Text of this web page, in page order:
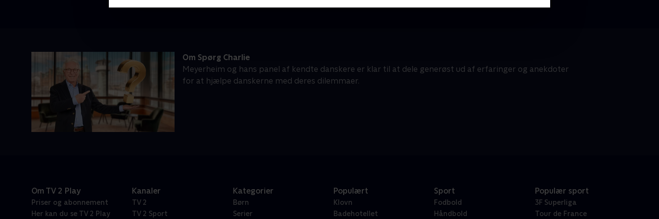
Om Spørg Charlie
Meyerheim og hans panel af kendte danskere er klar til at dele generøst ud af erfaringer og anekdoter
for at hjælpe danskerne med deres dilemmaer.
Om TV 2 Play
Priser og abonnement
Her kan du se TV 2 Play
Kanaler
TV 2
TV 2 Sport
Kategorier
Børn
Serier
Populært
Klovn
Badehotellet
Sport
Fodbold
Håndbold
Populær sport
3F Superliga
Tour de France